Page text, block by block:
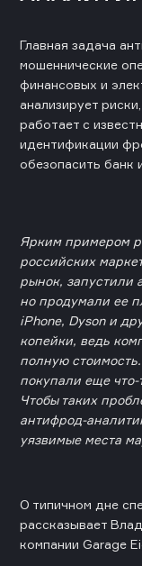
Главная задача
мошеннические
финансовых и
анализирует
работает с
идентификации
обезопасить банк
Ярким примером
российских
рынок, запустили
но продумали ее
iPhone, Dyson и
копейки, ведь
полную
покупали еще
Чтобы таких
антифрод-
уязвимые места
О типичном дне
рассказывает
компании Garage